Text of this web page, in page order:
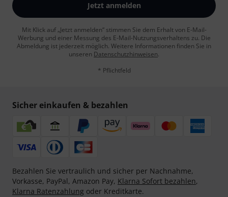
Jetzt anmelden
Mit Klick auf „Jetzt anmelden“ stimmen Sie dem Erhalt von E-Mail-
Werbung und einer Messung des E-Mail-Nutzungsverhaltens zu. Die
Abmeldung ist jederzeit möglich. Weitere Informationen finden Sie in
unseren Datenschutzhinweisen.
* Pflichtfeld
Sicher einkaufen & bezahlen
Bezahlen Sie vertraulich und sicher per Nachnahme,
Vorkasse, PayPal, Amazon Pay, Klarna Sofort bezahlen,
Klarna Ratenzahlung oder Kreditkarte.